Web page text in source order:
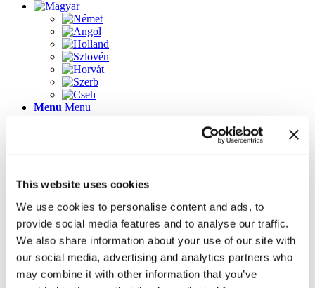
This website uses cookies
We use cookies to personalise content and ads, to
provide social media features and to analyse our traffic.
We also share information about your use of our site with
our social media, advertising and analytics partners who
may combine it with other information that you’ve
Menu Menu
Lapok
2023-as újdonságok
Az üdvözlőképernyő újdonságai
Galéria
Impressum
Inspirálódjon könnyedén! 3D tervező ügyféltanácsadó
szoftver
Kapcsolat